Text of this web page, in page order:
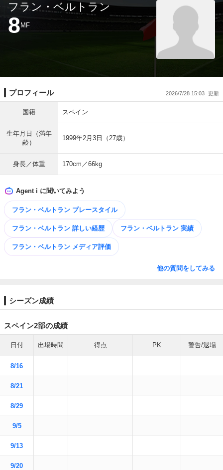
フラン・ベルトラン
8 MF
プロフィール 2026/7/28 15:03
国籍 スペイン
生年月日（満年
齢）
1999年2月3日（27歳）
身長／体重 170cm／66kg
Agent i に聞いてみよう
フラン・ベルトラン プレースタイル
フラン・ベルトラン 詳しい経歴 フラン・ベルトラン 実績
フラン・ベルトラン メディア評価
他の質問をしてみる
シーズン成績
スペイン2部の成績
日付 出場時間 得点 PK 警告/退場
8/16
8/21
8/29
9/5
9/13
9/20